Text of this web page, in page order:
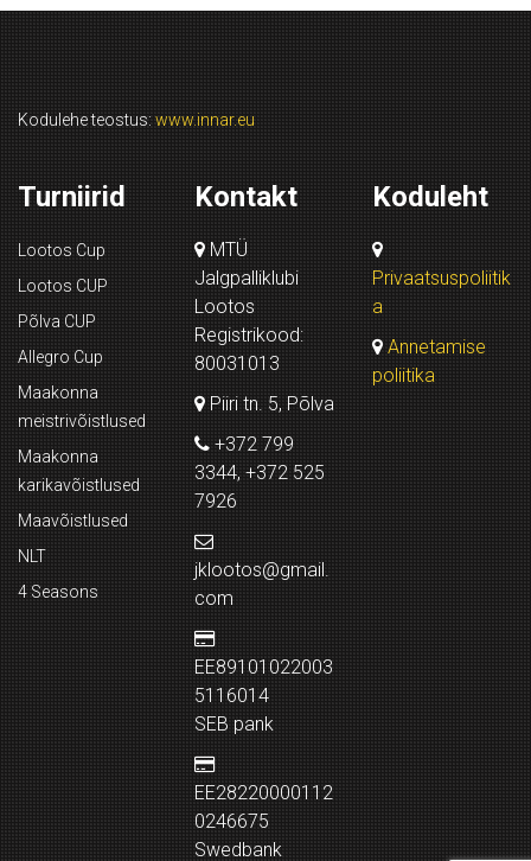
Kodulehe teostus: www.innar.eu
Turniirid
Lootos Cup
Lootos CUP
Põlva CUP
Allegro Cup
Maakonna
meistrivõistlused
Maakonna
karikavõistlused
Maavõistlused
NLT
4 Seasons
Kontakt
MTÜ
Jalgpalliklubi
Lootos
Registrikood:
80031013
Piiri tn. 5, Põlva
+372 799
3344, +372 525
7926
jklootos@gmail.
com
EE89101022003
5116014
SEB pank
EE28220000112
0246675
Swedbank
Koduleht
Privaatsuspoliitik
a
Annetamise
poliitika